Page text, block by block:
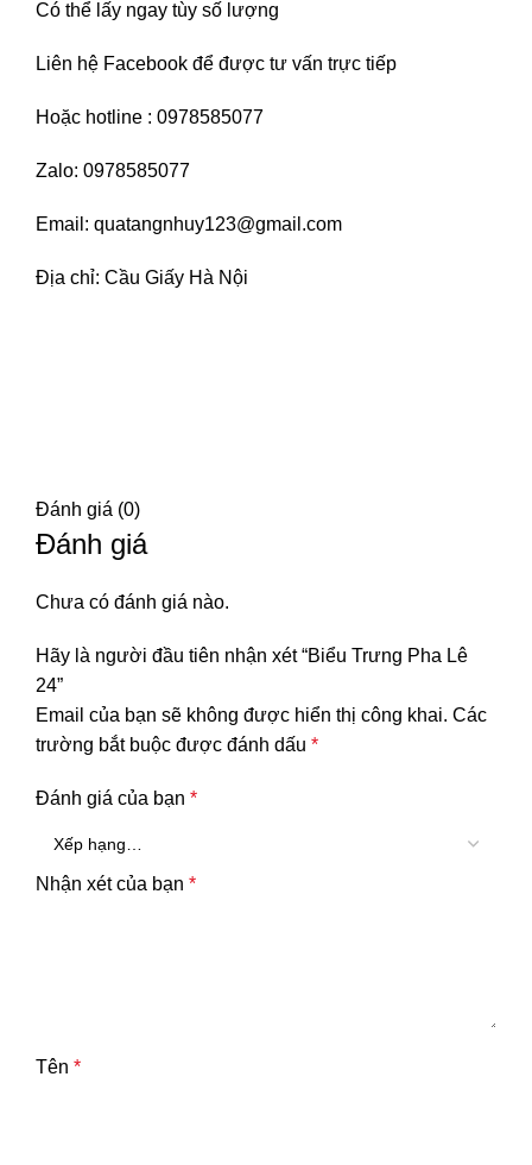
Có thể lấy ngay tùy số lượng
Liên hệ Facebook để được tư vấn trực tiếp
Hoặc hotline : 0978585077
Zalo: 0978585077
Email: quatangnhuy123@gmail.com
Địa chỉ: Cầu Giấy Hà Nội
Đánh giá (0)
Đánh giá
Chưa có đánh giá nào.
Hãy là người đầu tiên nhận xét “Biểu Trưng Pha Lê
24”
Email của bạn sẽ không được hiển thị công khai. Các
trường bắt buộc được đánh dấu *
Đánh giá của bạn *
Nhận xét của bạn *
Tên *